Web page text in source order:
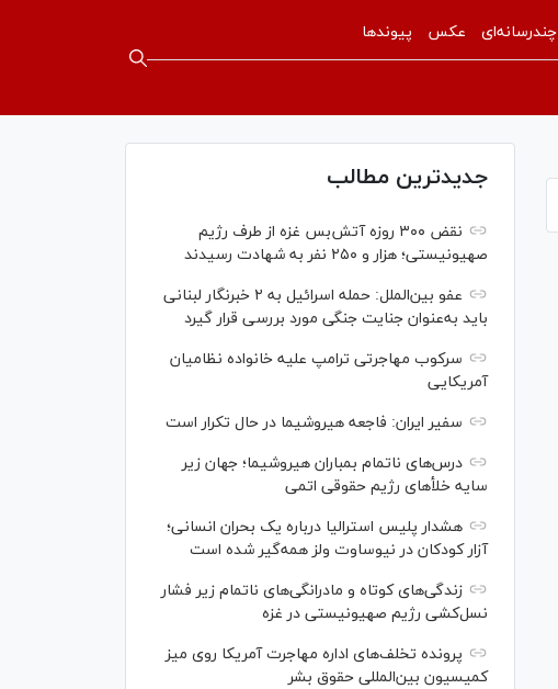
چندرسانه‌ای عکس پیوندها
جدیدترین مطالب
نقض ۳۰۰ روزه آتش‌بس غزه از طرف رژیم
صهیونیستی؛ هزار و ۲۵۰ نفر به شهادت رسیدند
عفو بین‌الملل: حمله اسرائیل به ۲ خبرنگار لبنانی
باید به‌عنوان جنایت جنگی مورد بررسی قرار گیرد
سرکوب مهاجرتی ترامپ علیه خانواده نظامیان
آمریکایی
سفیر ایران: فاجعه هیروشیما در حال تکرار است
درس‌های ناتمام بمباران هیروشیما؛ جهان زیر
سایه خلأ‌های رژیم حقوقی اتمی
هشدار پلیس استرالیا درباره یک بحران انسانی؛
آزار کودکان در نیوساوت ولز همه‌گیر شده است
زندگی‌های کوتاه و مادرانگی‌های ناتمام زیر فشار
نسل‌کشی رژیم صهیونیستی در غزه
پرونده تخلف‌های اداره مهاجرت آمریکا روی میز
کمیسیون بین‌المللی حقوق بشر